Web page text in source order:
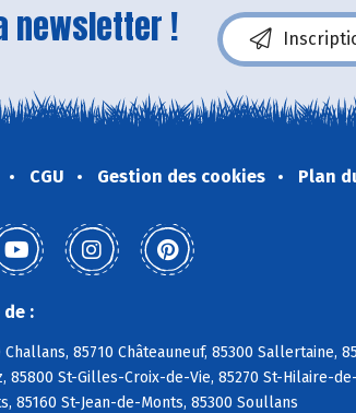
newsletter !
CGU Gestion des cookies Plan
:
85710 Châteauneuf, 85300 Sallertaine,
St-Gilles-Croix-de-Vie, 85270 St-Hilaire-
85160 St-Jean-de-Monts, 85300 Soullans